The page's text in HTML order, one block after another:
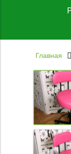
Главная